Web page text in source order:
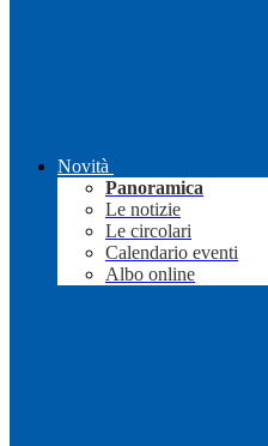
Novità
Panoramica
Le notizie
Le circolari
Calendario eventi
Albo online